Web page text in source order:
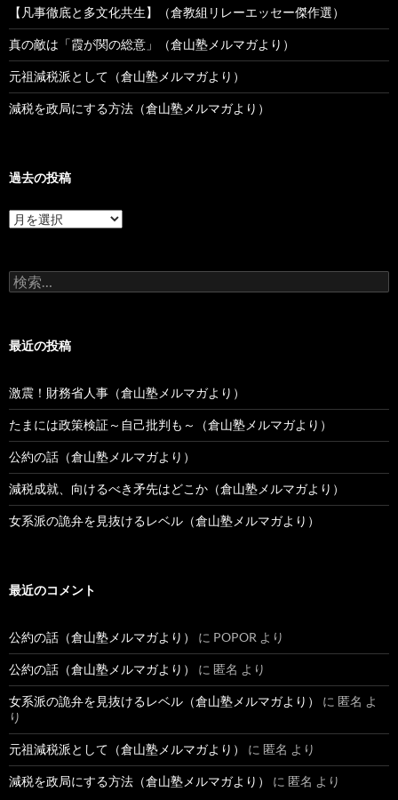
【凡事徹底と多文化共生】（倉教組リレーエッセー傑作選）
真の敵は「霞が関の総意」（倉山塾メルマガより）
元祖減税派として（倉山塾メルマガより）
減税を政局にする方法（倉山塾メルマガより）
過去の投稿
過
去
稿
検
索:
最近の投稿
激震！財務省人事（倉山塾メルマガより）
たまには政策検証～自己批判も～（倉山塾メルマガより）
公約の話（倉山塾メルマガより）
減税成就、向けるべき矛先はどこか（倉山塾メルマガより）
女系派の詭弁を見抜けるレベル（倉山塾メルマガより）
最近のコメント
公約の話（倉山塾メルマガより） に POPOR より
公約の話（倉山塾メルマガより） に 匿名 より
女系派の詭弁を見抜けるレベル（倉山塾メルマガより） に 匿名 よ
り
元祖減税派として（倉山塾メルマガより） に 匿名 より
減税を政局にする方法（倉山塾メルマガより） に 匿名 より